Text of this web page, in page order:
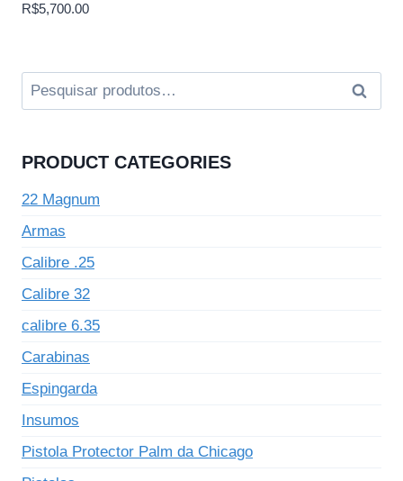
R$5,700.00
Pesquisar
por:
PRODUCT CATEGORIES
22 Magnum
Armas
Calibre .25
Calibre 32
calibre 6.35
Carabinas
Espingarda
Insumos
Pistola Protector Palm da Chicago